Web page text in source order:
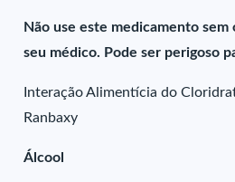
Não use este medicamento
seu médico. Pode ser perigoso
Interação Alimentícia do
Ranbaxy
Álcool